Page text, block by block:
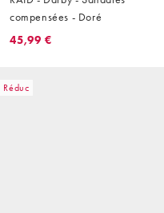
compensées - Doré
45,99 €
Réduc